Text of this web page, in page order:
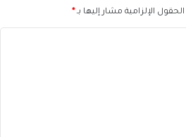
الحقول الإلزامية مشار إليها بـ*